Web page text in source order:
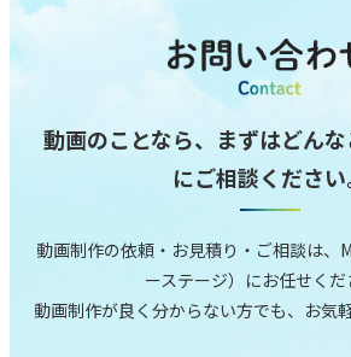
動画のことなら、まずはどん
にご相談ください
動画制作の依頼‧お⾒積り‧ご相談は、
ーステージ）にお任せくだ
動画制作が良く分からない⽅でも、お気